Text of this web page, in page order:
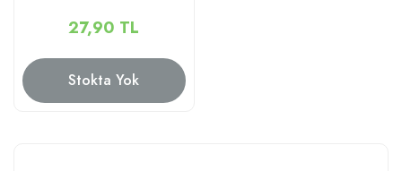
27,90 TL
Stokta Yok